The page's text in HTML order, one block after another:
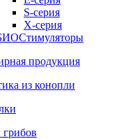
S-серия
X-серия
продукция
из конопли